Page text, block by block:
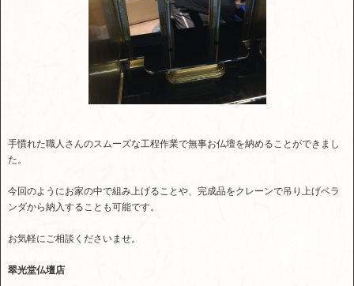
手慣れた職人さんのスムーズな工程作業で無事お仏壇を納めることができまし
た。
今回のようにお家の中で組み上げることや、完成品をクレーンで吊り上げベラ
ンダから納入することも可能です。
お気軽にご相談くださいませ。
翠光堂仏壇店